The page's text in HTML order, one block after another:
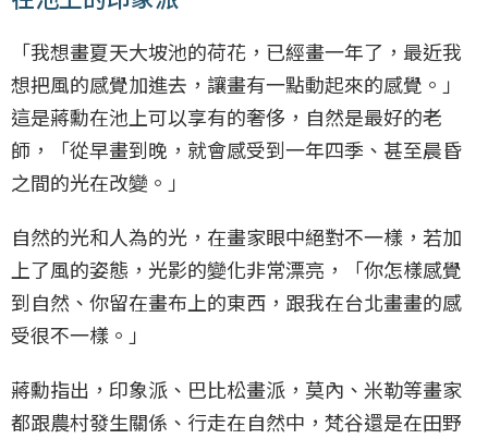
「我想畫夏天大坡池的荷花，已經畫一年了，最近我
想把風的感覺加進去，讓畫有一點動起來的感覺。」
這是蔣勳在池上可以享有的奢侈，自然是最好的老
師，「從早畫到晚，就會感受到一年四季、甚至晨昏
之間的光在改變。」
自然的光和人為的光，在畫家眼中絕對不一樣，若加
上了風的姿態，光影的變化非常漂亮，「你怎樣感覺
到自然、你留在畫布上的東西，跟我在台北畫畫的感
受很不一樣。」
蔣勳指出，印象派、巴比松畫派，莫內、米勒等畫家
都跟農村發生關係、行走在自然中，梵谷還是在田野